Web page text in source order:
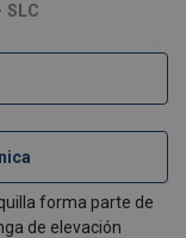
forma parte de
de elevación